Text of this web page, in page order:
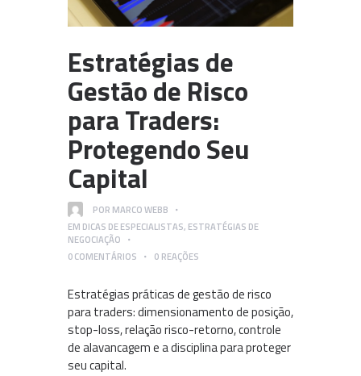
Estratégias de
Gestão de Risco
para Traders:
Protegendo Seu
Capital
POR MARCO WEBB
EM DICAS DE ESPECIALISTAS, ESTRATÉGIAS DE
NEGOCIAÇÃO
0COMENTÁRIOS 0 REAÇÕES
Estratégias práticas de gestão de risco
para traders: dimensionamento de posição,
stop-loss, relação risco-retorno, controle
de alavancagem e a disciplina para proteger
seu capital.